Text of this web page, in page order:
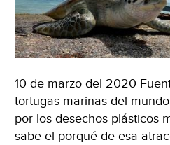
10 de marzo del 2020
tortugas marinas del
por los desechos plásticos
sabe el porqué de esa